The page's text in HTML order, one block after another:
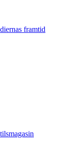
framtid